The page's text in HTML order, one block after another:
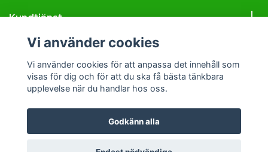
Kundtjänst
Läs mer
Sociala medier
© 2026 Svava Tobak
Vi använder cookies
Vi använder cookies för att anpassa det innehåll som
visas för dig och för att du ska få bästa tänkbara
upplevelse när du handlar hos oss.
Godkänn alla